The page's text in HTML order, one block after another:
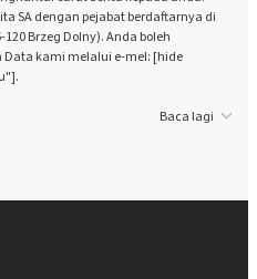
SA dengan pejabat berdaftarnya di
Brzeg Dolny). Anda boleh
kami melalui e-mel: [hide
Baca lagi